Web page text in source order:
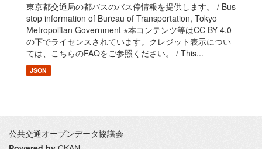
東京都交通局の都バスのバス停情報を提供します。 / Bus
stop information of Bureau of Transportation, Tokyo
Metropolitan Government ※本コンテンツ等はCC BY 4.0
の下でライセンスされています。クレジット表示につい
ては、こちらのFAQをご参照ください。 / This...
JSON
公共交通オープンデータ協議会